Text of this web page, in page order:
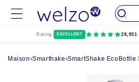
Passer au
contenu
Rating: EXCELLENT 28,951
Maison›Smarthake›SmartShake EcoBottle